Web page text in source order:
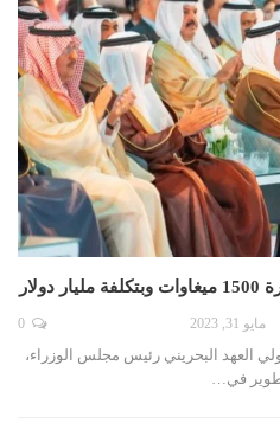
مايو 31, 2023
العهد البحريني رئيس مجلس الوزراء،
في…